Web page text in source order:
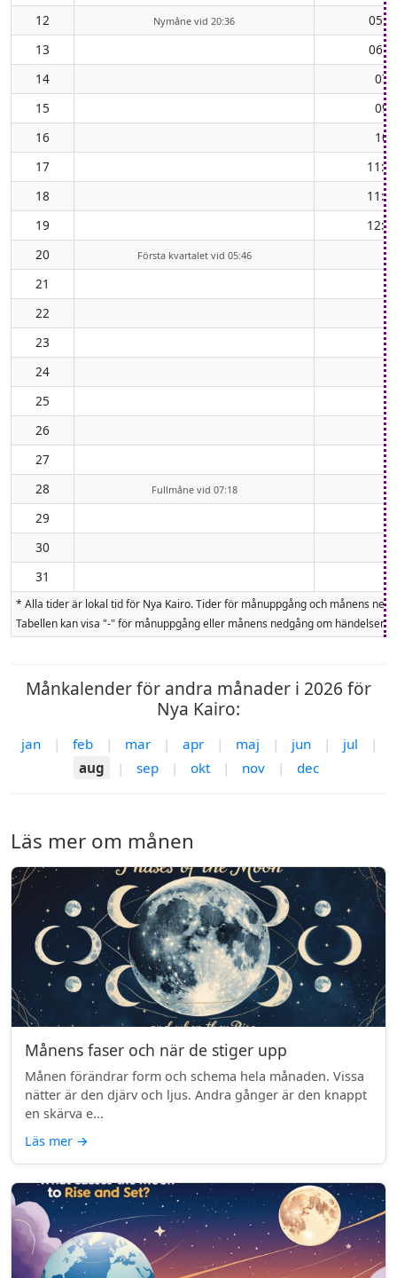
12
Nymåne vid 20:36
13
14
15
16
17
18
19
20 Första kvartalet vid 05:46
21
22
23
24
25
26
27
28
Fullmåne vid 07:18
29
30
31
* Alla tider är lokal tid för Nya Kairo. Tider för månuppgång och månens
Tabellen kan visa "-" för månuppgång eller månens nedgång om
Månkalender för andra månader i 2026 för
Nya Kairo:
jan | feb | mar | apr | maj | jun | jul
|
aug
| sep | okt | nov | dec
Läs mer om månen
Månens faser och när de stiger upp
Månen förändrar form och schema hela månaden. Vissa
nätter är den djärv och ljus. Andra gånger är den knappt
en skärva e...
Läs mer →